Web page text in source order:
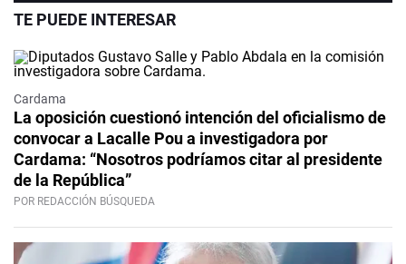
TE PUEDE INTERESAR
Cardama
La oposición cuestionó intención del oficialismo de
convocar a Lacalle Pou a investigadora por
Cardama: “Nosotros podríamos citar al presidente
de la República”
POR REDACCIÓN BÚSQUEDA